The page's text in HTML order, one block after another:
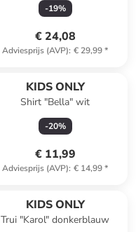
-19%
€ 24,08
Adviesprijs (AVP): € 29,99*
KIDS ONLY
Shirt "Bella" wit
-20%
€ 11,99
Adviesprijs (AVP): € 14,99*
KIDS ONLY
Trui "Karol" donkerblauw